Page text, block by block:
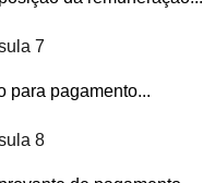
7
para pagamento...
8